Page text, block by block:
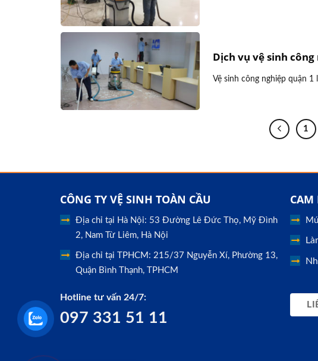
Dịch vụ vệ sinh
Vệ sinh công nghiệp quận
1
CÔNG TY VỆ SINH TOÀN CẦU
Địa chỉ tại Hà Nội: 53 Đường Lê Đức Thọ, Mỹ Đình
2, Nam Từ Liêm, Hà Nội
Địa chỉ tại TPHCM: 215/37 Nguyễn Xí, Phường 13,
Quận Bình Thạnh, TPHCM
Hotline tư vấn 24/7:
097 331 51 11
CAM